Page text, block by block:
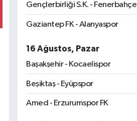
Gençlerbirliği S.K. - Fenerbahçe
Gaziantep FK - Alanyaspor
16 Ağustos, Pazar
Başakşehir - Kocaelispor
Beşiktaş - Eyüpspor
Amed - Erzurumspor FK